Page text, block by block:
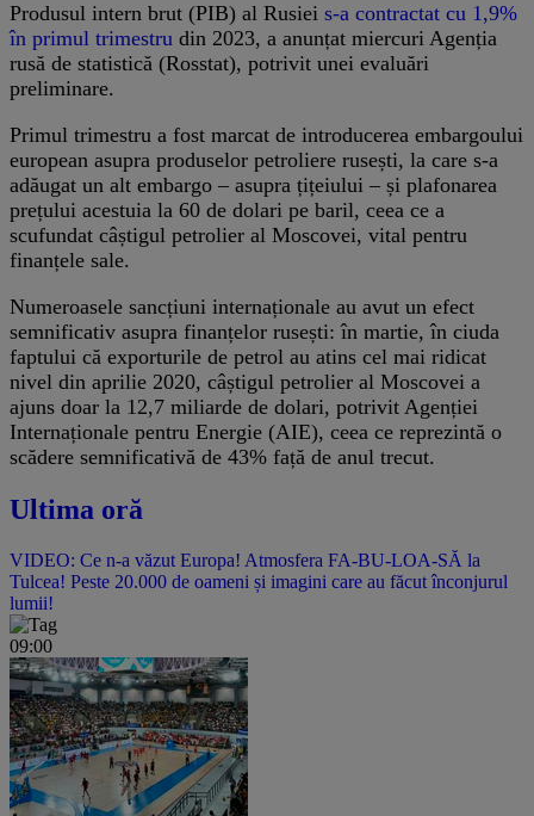
Produsul intern brut (PIB) al Rusiei s-a contractat cu 1,9%
în primul trimestru din 2023, a anunțat miercuri Agenția
rusă de statistică (Rosstat), potrivit unei evaluări
preliminare.
Primul trimestru a fost marcat de introducerea embargoului
european asupra produselor petroliere rusești, la care s-a
adăugat un alt embargo – asupra țițeiului – și plafonarea
prețului acestuia la 60 de dolari pe baril, ceea ce a
scufundat câștigul petrolier al Moscovei, vital pentru
finanțele sale.
Numeroasele sancțiuni internaționale au avut un efect
semnificativ asupra finanțelor rusești: în martie, în ciuda
faptului că exporturile de petrol au atins cel mai ridicat
nivel din aprilie 2020, câștigul petrolier al Moscovei a
ajuns doar la 12,7 miliarde de dolari, potrivit Agenției
Internaționale pentru Energie (AIE), ceea ce reprezintă o
scădere semnificativă de 43% față de anul trecut.
Ultima oră
VIDEO: Ce n-a văzut Europa! Atmosfera FA-BU-LOA-SĂ la
Tulcea! Peste 20.000 de oameni și imagini care au făcut înconjurul
lumii!
09:00